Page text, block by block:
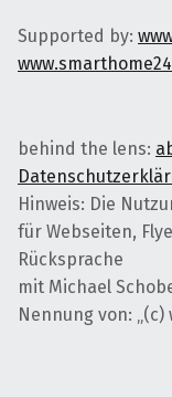
Supported by:
behind the lens:
Hinweis: Die
für Webseiten,
Rücksprache
mit Michael
Nennung von: